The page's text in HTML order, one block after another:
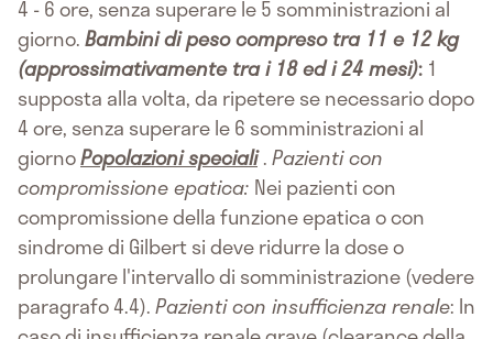
4 - 6 ore, senza superare le 5 somministrazioni al
giorno.Bambini di peso compreso tra 11 e 12 kg
(approssimativamente tra i 18 ed i 24 mesi): 1
supposta alla volta, da ripetere se necessario dopo
4 ore, senza superare le 6 somministrazioni al
giornoPopolazioni speciali .Pazienti con
compromissione epatica: Nei pazienti con
compromissione della funzione epatica o con
sindrome di Gilbert si deve ridurre la dose o
prolungare l'intervallo di somministrazione (vedere
paragrafo 4.4).Pazienti con insufficienza renale: In